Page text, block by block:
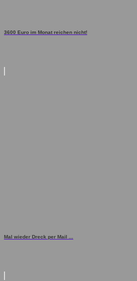
3600 Euro im Monat reichen nicht!
Mal wieder Dreck per Mail ...